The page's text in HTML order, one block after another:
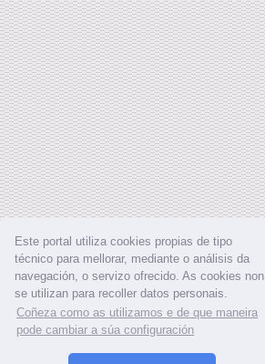
Este portal utiliza cookies propias de tipo
técnico para mellorar, mediante o análisis da
navegación, o servizo ofrecido. As cookies non
se utilizan para recoller datos personais.
Coñeza como as utilizamos e de que maneira
pode cambiar a súa configuración